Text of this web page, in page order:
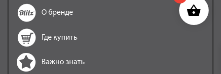
О бренде
Где купить
Важно знать